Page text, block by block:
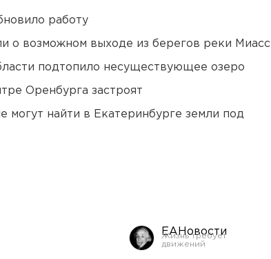
работу
о возможном выходе из берегов реки Миасс
подтопило несуществующее озеро
Оренбурга застроят
могут найти в Екатеринбурге земли под
ЕАНовости